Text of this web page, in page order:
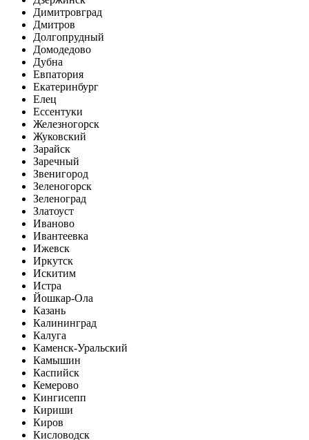
Димитровград
Дмитров
Долгопрудный
Домодедово
Дубна
Евпатория
Екатеринбург
Елец
Ессентуки
Железногорск
Жуковский
Зарайск
Заречный
Звенигород
Зеленогорск
Зеленоград
Златоуст
Иваново
Ивантеевка
Ижевск
Иркутск
Искитим
Истра
Йошкар-Ола
Казань
Калининград
Калуга
Каменск-Уральский
Камышин
Каспийск
Кемерово
Кингисепп
Кириши
Киров
Кисловодск